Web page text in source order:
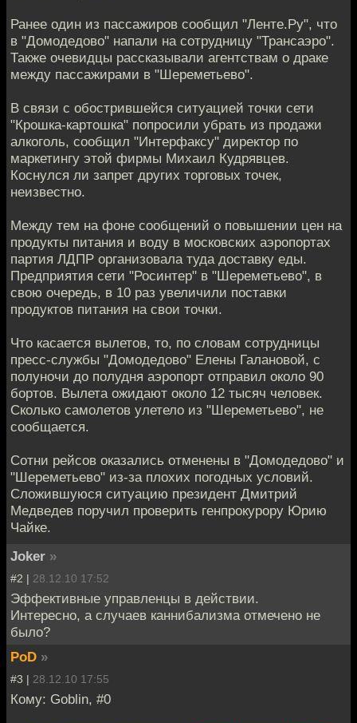
Ранее один из пассажиров сообщил "Ленте.Ру", что
в "Домодедово" напали на сотрудницу "Трансаэро".
Также очевидцы рассказывали агентствам о драке
между пассажирами в "Шереметьево".
В связи с обострившейся ситуацией точки сети
"Крошка-картошка" попросили убрать из продажи
алкоголь, сообщил "Интерфаксу" директор по
маркетингу этой фирмы Михаил Кудрявцев.
Коснулся ли запрет других торговых точек,
неизвестно.
Между тем на фоне сообщений о повышении цен на
продукты питания и воду в московских аэропортах
партия ЛДПР организовала туда доставку еды.
Предприятия сети "Росинтер" в "Шереметьево", в
свою очередь, в 10 раз увеличили поставки
продуктов питания на свои точки.
Что касается вылетов, то, по словам сотрудницы
пресс-службы "Домодедово" Елены Галановой, с
полуночи до полудня аэропорт отправил около 90
бортов. Вылета ожидают около 12 тысяч человек.
Сколько самолетов улетело из "Шереметьево", не
сообщается.
Сотни рейсов оказались отменены в "Домодедово" и
"Шереметьево" из-за плохих погодных условий.
Сложившуюся ситуацию президент Дмитрий
Медведев поручил проверить генпрокурору Юрию
Чайке.
Joker »
#2 | 28.12.10 17:52
Эффективные управленцы в действии.
Интересно, а случаев каннибализма отмечено не
было?
PoD »
#3 | 28.12.10 17:55
Кому: Goblin, #0